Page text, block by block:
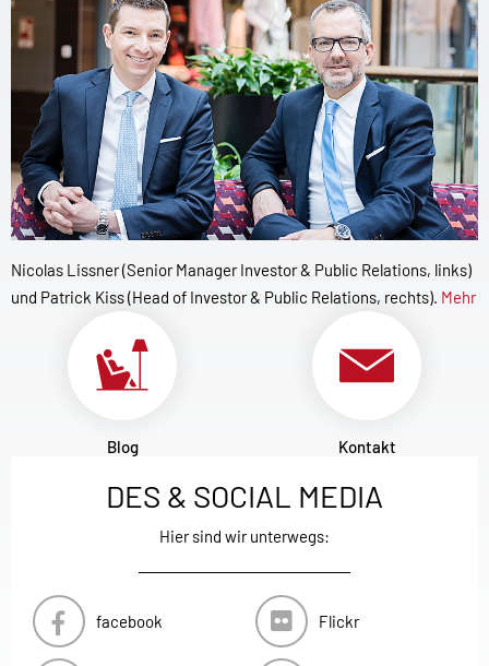
Nicolas Lissner (Senior Manager Investor & Public Relations, links)
und Patrick Kiss (Head of Investor & Public Relations, rechts). Mehr
Blog Kontakt
DES & SOCIAL MEDIA
Hier sind wir unterwegs:
facebook Flickr